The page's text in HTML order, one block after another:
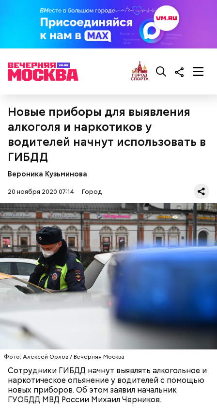
Новые приборы для выявления
алкоголя и наркотиков у
водителей начнут использовать в
ГИБДД
Вероника Кузьминова
20 ноября 2020 07:14 Город
Фото: Алексей Орлов / Вечерняя Москва
Сотрудники ГИБДД начнут выявлять алкогольное и
наркотическое опьянение у водителей с помощью
новых приборов. Об этом заявил начальник
ГУОБДД МВД России Михаил Черников.
Читайте также
ледяных дождей в Москве